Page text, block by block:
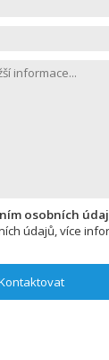
osobních
údajů, více